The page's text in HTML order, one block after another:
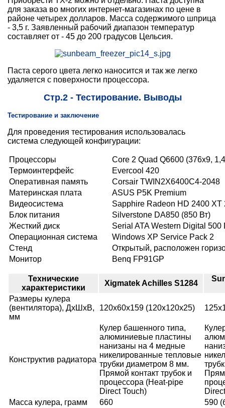
для заказа во многих интернет-магазинах по цене в
районе четырех долларов. Масса содержимого шприца
- 3,5 г. Заявленный рабочий диапазон температур
составляет от - 45 до 200 градусов Цельсия.
Паста серого цвета легко наносится и так же легко
удаляется с поверхности процессора.
Стр.2 - Тестирование. Выводы
Тестирование и заключение
Для проведения тестирования использовалась
система следующей конфигурации:
Процессоры
Core 2 Quad Q6600 (376x9,
Термоинтерфейс
Evercool 420
Оперативная память
Corsair TWIN2X6400С4-2048
Материнская плата
ASUS P5K Premium
Видеосистема
Sapphire Radeon HD 2400
Блок питания
Silverstone DA850 (850 Вт)
Жесткий диск
Serial ATA Western Digital
Операционная система
Windows XP Service Pack 2
Стенд
Открытый, расположен
Монитор
Benq FP91GP
Технические
характеристики
Xigmatek Achilles S1284
Размеры кулера
(вентилятора), ДхШхВ,
мм
120х60х159 (120х120х25)
Конструктив радиатора
Кулер башенного типа,
алюминиевые пластины
нанизаны на 4 медные
никелированные тепловые
трубки диаметром 8 мм.
Прямой контакт трубок и
процессора (Heat-pipe
Direct Touch)
Масса кулера, грамм
660
590